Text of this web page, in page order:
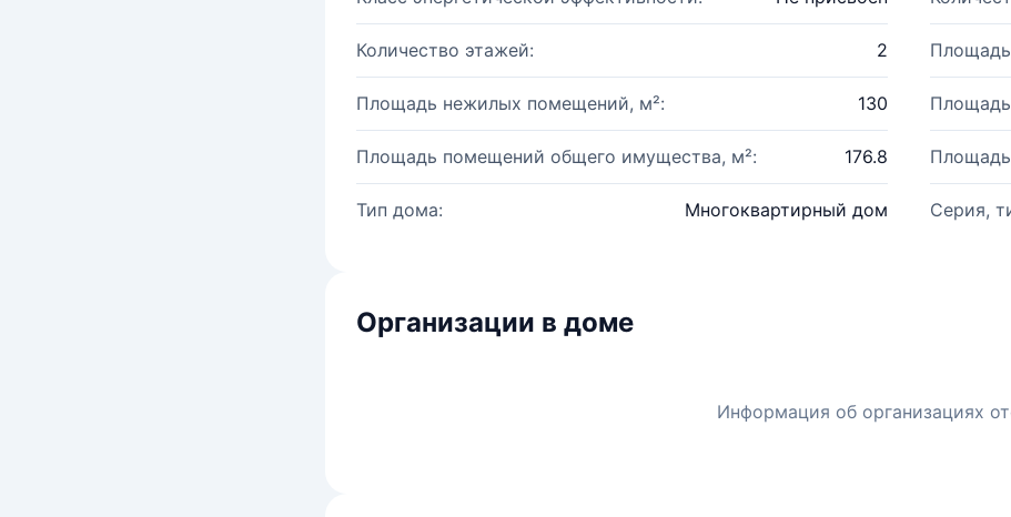
Количество этажей: 2
Площадь нежилых помещений, м²: 130
Площадь помещений общего имущества, м²: 176.8
Тип дома: Многоквартирный дом Серия,
Организации в доме
Информация об организациях